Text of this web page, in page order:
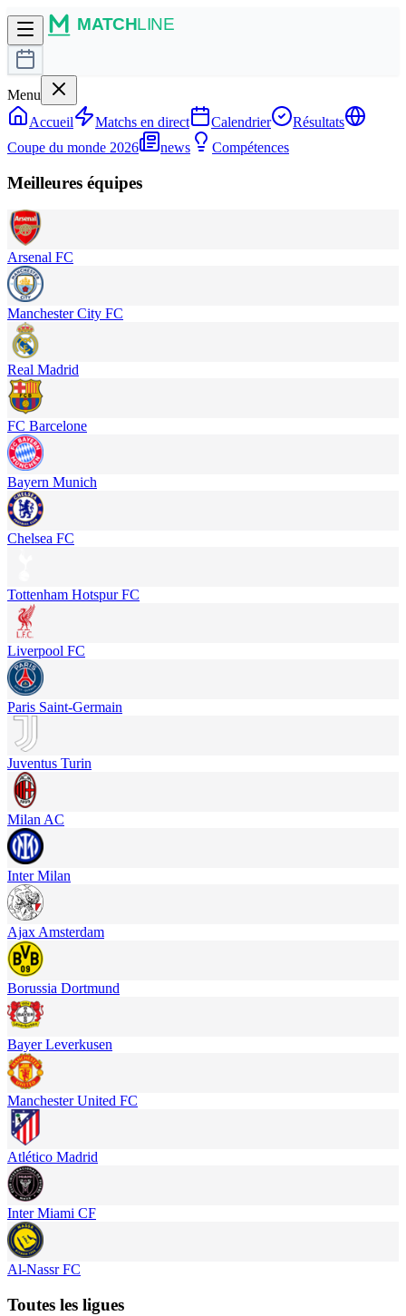
Menu
Accueil
Matchs en direct Calendrier
Résultats
Coupe du monde 2026
news Compétences
Meilleures équipes
Arsenal FC
Manchester City FC
Real Madrid
FC Barcelone
Bayern Munich
Chelsea FC
Tottenham Hotspur FC
Liverpool FC
Paris Saint-Germain
Juventus Turin
Milan AC
Inter Milan
Ajax Amsterdam
Borussia Dortmund
Bayer Leverkusen
Manchester United FC
Atlético Madrid
Inter Miami CF
Al-Nassr FC
Toutes les ligues